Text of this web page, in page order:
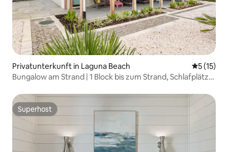
Privatunterkunft in Laguna Beach
5 (15)
Bungalow am Strand | 1 Block bis zum Strand, Schlafplätze
Superhost
Superhost